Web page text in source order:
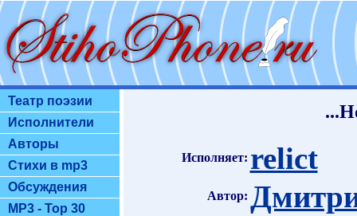
Театр поэзии
Исполнители
Авторы
Стихи в mp3
Обсуждения
MP3 - Top 30
Исполняет: relict
Автор: